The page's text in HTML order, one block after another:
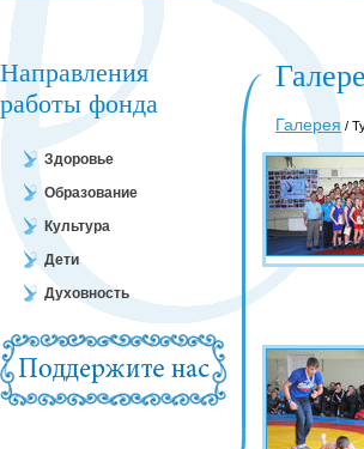
Направления
работы фонда
Здоровье
Образование
Культура
Дети
Духовность
Галерея /